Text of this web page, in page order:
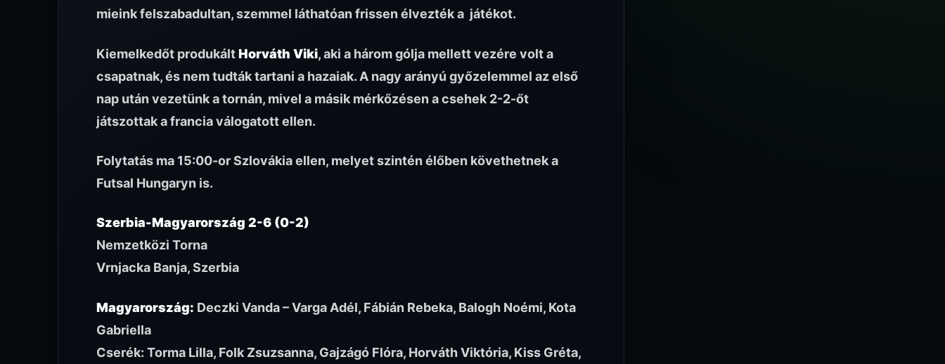
mieink felszabadultan, szemmel láthatóan frissen élvezték a játékot.
Kiemelkedőt produkáltHorváth Viki, aki a három gólja mellett vezére volt a
csapatnak, és nem tudták tartani a hazaiak. A nagy arányú győzelemmel az első
nap után vezetünk a tornán, mivel a másik mérkőzésen a csehek 2-2-őt
játszottak a francia válogatott ellen.
Folytatás ma 15:00-or Szlovákia ellen, melyet szintén élőben követhetnek a
Futsal Hungaryn is.
Szerbia-Magyarország 2-6 (0-2)
Nemzetközi Torna
Vrnjacka Banja, Szerbia
Magyarország: Deczki Vanda – Varga Adél, Fábián Rebeka, Balogh Noémi, Kota
Gabriella
Cserék: Torma Lilla, Folk Zsuzsanna, Gajzágó Flóra, Horváth Viktória, Kiss Gréta,